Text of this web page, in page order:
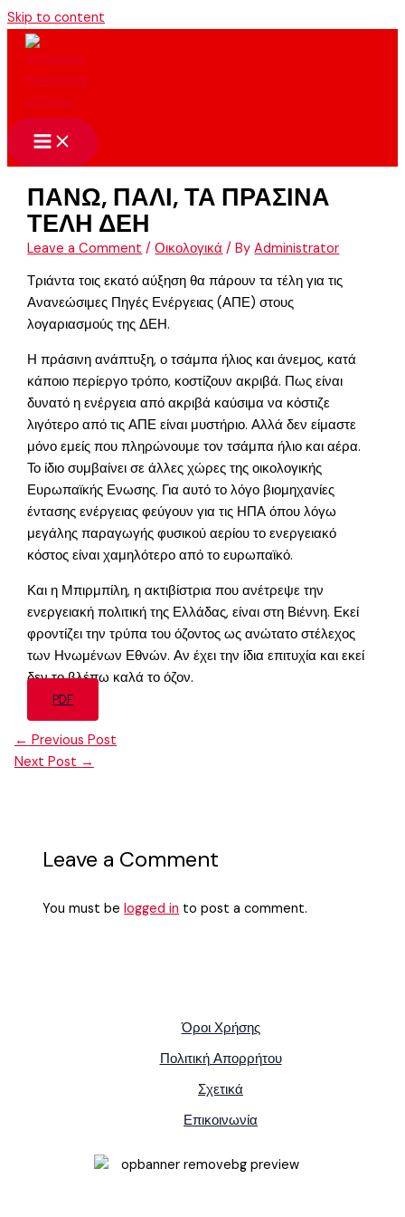
Skip to content
ΠΑΝΩ, ΠΑΛΙ, ΤΑ ΠΡΑΣΙΝΑ
ΤΕΛΗ ΔΕΗ
Leave a Comment /Οικολογικά / ByAdministrator
Τριάντα τοις εκατό αύξηση θα πάρουν τα τέλη για τις
Ανανεώσιμες Πηγές Ενέργειας (ΑΠΕ) στους
λογαριασμούς της ΔΕΗ.
Η πράσινη ανάπτυξη, ο τσάμπα ήλιος και άνεμος, κατά
κάποιο περίεργο τρόπο, κοστίζουν ακριβά. Πως είναι
δυνατό η ενέργεια από ακριβά καύσιμα να κόστιζε
λιγότερο από τις ΑΠΕ είναι μυστήριο. Αλλά δεν είμαστε
μόνο εμείς που πληρώνουμε τον τσάμπα ήλιο και αέρα.
Το ίδιο συμβαίνει σε άλλες χώρες της οικολογικής
Ευρωπαϊκής Ενωσης. Για αυτό το λόγο βιομηχανίες
έντασης ενέργειας φεύγουν για τις ΗΠΑ όπου λόγω
μεγάλης παραγωγής φυσικού αερίου το ενεργειακό
κόστος είναι χαμηλότερο από το ευρωπαϊκό.
Και η Μπιρμπίλη, η ακτιβίστρια που ανέτρεψε την
ενεργειακή πολιτική της Ελλάδας, είναι στη Βιέννη. Εκεί
φροντίζει την τρύπα του όζοντος ως ανώτατο στέλεχος
των Ηνωμένων Εθνών. Αν έχει την ίδια επιτυχία και εκεί
δεν το βλέπω καλά το όζον.
PDF
← Previous Post
Next Post →
Leave a Comment
You must belogged in to post a comment.
Όροι Χρήσης
Πολιτική Απορρήτου
Σχετικά
Επικοινωνία